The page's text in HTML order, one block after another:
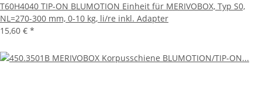
T60H4040 TIP-ON BLUMOTION Einheit für MERIVOBOX, Typ S0,
NL=270-300 mm, 0-10 kg, li/re inkl. Adapter
15,60 € *